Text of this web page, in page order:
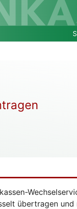
übertragen und